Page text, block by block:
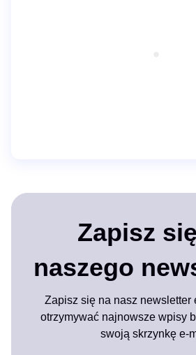
Zapisz
naszego
Zapisz się na nasz newsletter
otrzymywać najnowsze wpisy
swoją skrzynkę e-